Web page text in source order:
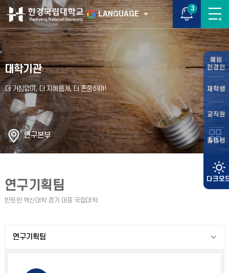
LANGUAGE
3
예비
한경인
재학생
교직원
졸업생
대학기관
연구본부
연구기획팀
연구기획팀